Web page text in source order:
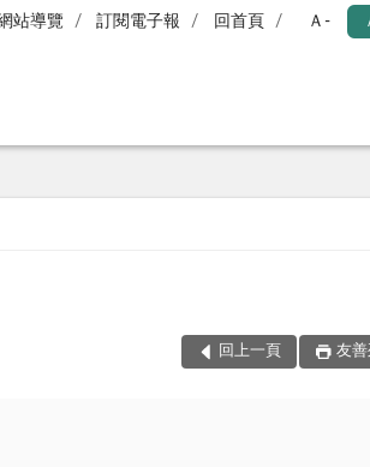
站導覽 訂閱電子報 回首頁 Ａ-
回上一頁 友善